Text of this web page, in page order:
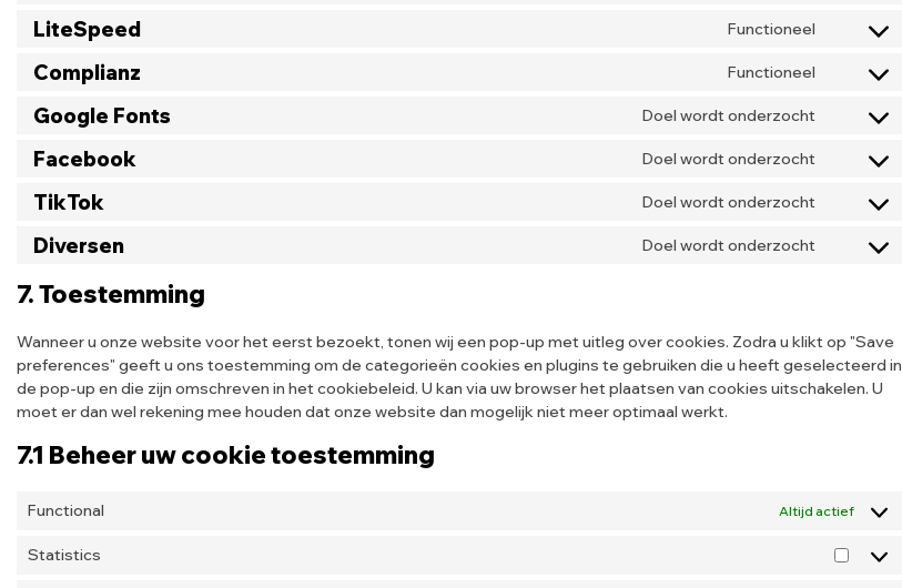
LiteSpeed Functioneel
Complianz Functioneel
Google Fonts Doel wordt onderzocht
Facebook Doel wordt onderzocht
TikTok Doel wordt onderzocht
Diversen Doel wordt onderzocht
7. Toestemming
Wanneer u onze website voor het eerst bezoekt, tonen wij een pop-up met uitleg over cookies. Zodra u klikt op "Save
preferences" geeft u ons toestemming om de categorieën cookies en plugins te gebruiken die u heeft geselecteerd in
de pop-up en die zijn omschreven in het cookiebeleid. U kan via uw browser het plaatsen van cookies uitschakelen. U
moet er dan wel rekening mee houden dat onze website dan mogelijk niet meer optimaal werkt.
7.1 Beheer uw cookie toestemming
Functional Altijd actief
Statistics